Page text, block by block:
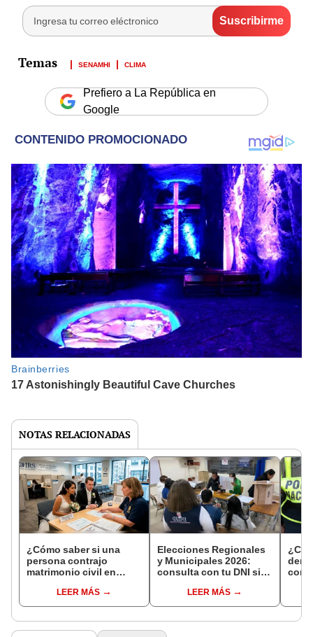
SENAMHI CLIMA
Prefiero a La República en
Google
NOTAS RELACIONADAS
¿Cómo saber si una
persona contrajo
matrimonio civil en
LEER MÁS
Elecciones Regionales
y Municipales 2026:
consulta con tu DNI si
de mesa para este 4 de
octubre en el link oficial
LEER MÁS
con